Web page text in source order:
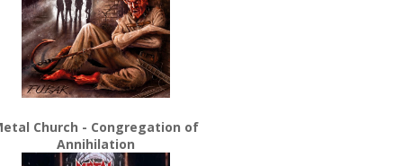
Church - Congregation of
Annihilation